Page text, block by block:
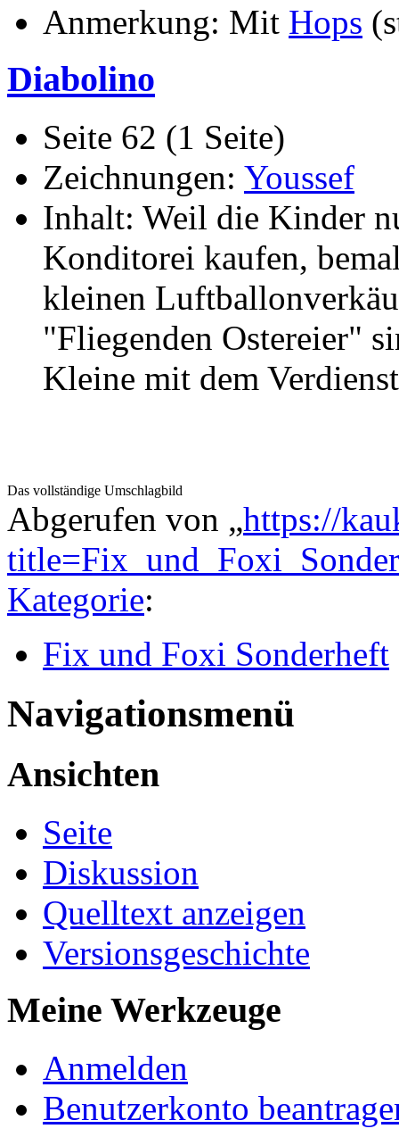
Anmerkung: Mit Hops
Diabolino
Seite 62 (1 Seite)
Zeichnungen: Youssef
Inhalt: Weil die Kinder
Konditorei kaufen,
kleinen
"Fliegenden Ostereier"
Kleine mit dem
Das vollständige Umschlagbild
Abgerufen von „https://
Kategorie:
Fix und Foxi Sonderheft
Navigationsmenü
Ansichten
Seite
Diskussion
Quelltext anzeigen
Versionsgeschichte
Meine Werkzeuge
Anmelden
Benutzerkonto